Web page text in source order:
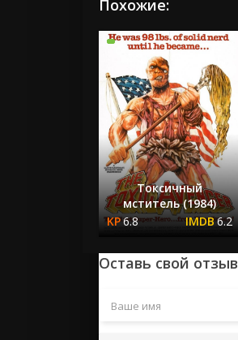
Похожие:
Токсичный
мститель (1984)
6.8
6.2
Оставь свой отзыв